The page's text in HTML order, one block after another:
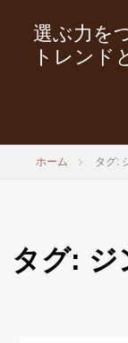
選ぶ力を
トレンド
ホーム タグ:
タグ: ジ